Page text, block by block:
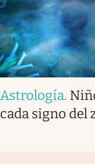
Astrología.
cada signo del